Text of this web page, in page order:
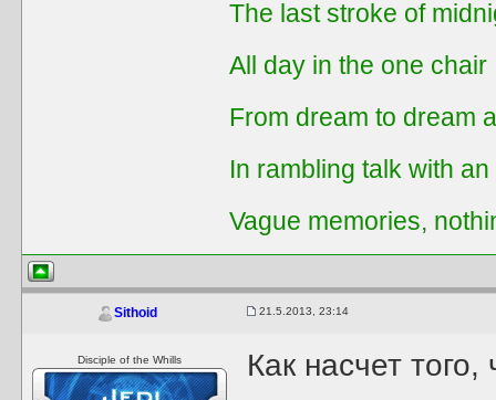
The last stroke of
All day in the one chair
From dream to dream
In rambling talk with
Vague memories,
Sithoid 21.5.2013, 23:14
Disciple of the Whills
Как насчет